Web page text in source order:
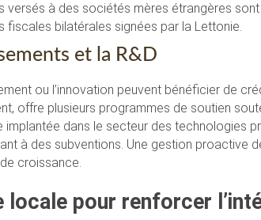
versés à des sociétés mères étrangères
bilatérales signées par la Lettonie.
et la R&D
ou l’innovation peuvent bénéficier de
offre plusieurs programmes de soutien
implantée dans le secteur des technologies
à des subventions. Une gestion proactive
croissance.
locale pour renforcer